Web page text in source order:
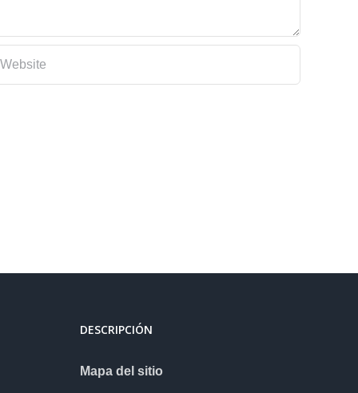
DESCRIPCIÓN
Mapa del sitio